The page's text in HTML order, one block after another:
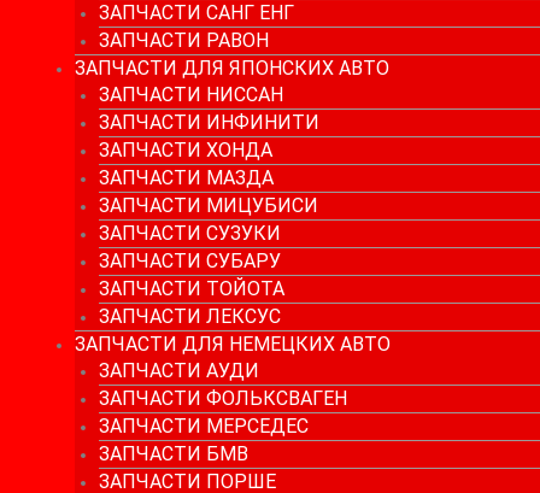
ЗАПЧАСТИ САНГ ЕНГ
ЗАПЧАСТИ РАВОН
ЗАПЧАСТИ ДЛЯ ЯПОНСКИХ АВТО
ЗАПЧАСТИ НИССАН
ЗАПЧАСТИ ИНФИНИТИ
ЗАПЧАСТИ ХОНДА
ЗАПЧАСТИ МАЗДА
ЗАПЧАСТИ МИЦУБИСИ
ЗАПЧАСТИ СУЗУКИ
ЗАПЧАСТИ СУБАРУ
ЗАПЧАСТИ ТОЙОТА
ЗАПЧАСТИ ЛЕКСУС
ЗАПЧАСТИ ДЛЯ НЕМЕЦКИХ АВТО
ЗАПЧАСТИ АУДИ
ЗАПЧАСТИ ФОЛЬКСВАГЕН
ЗАПЧАСТИ МЕРСЕДЕС
ЗАПЧАСТИ БМВ
ЗАПЧАСТИ ПОРШЕ